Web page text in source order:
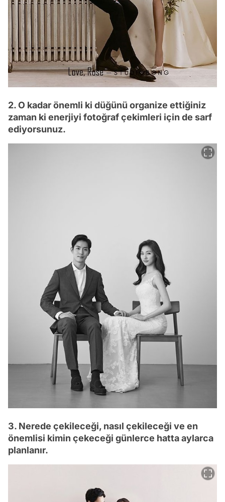
2. O kadar önemli ki düğünü organize ettiğiniz
zaman ki enerjiyi fotoğraf çekimleri için de sarf
ediyorsunuz.
3. Nerede çekileceği, nasıl çekileceği ve en
önemlisi kimin çekeceği günlerce hatta aylarca
planlanır.